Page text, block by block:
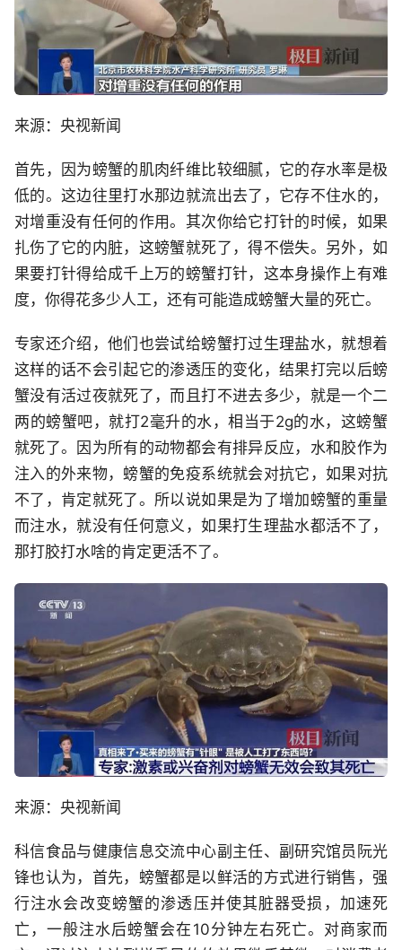
来源：央视新闻
首先，因为螃蟹的肌肉纤维比较细腻，它的存水率是极
低的。这边往里打水那边就流出去了，它存不住水的，
对增重没有任何的作用。其次你给它打针的时候，如果
扎伤了它的内脏，这螃蟹就死了，得不偿失。另外，如
果要打针得给成千上万的螃蟹打针，这本身操作上有难
度，你得花多少人工，还有可能造成螃蟹大量的死亡。
专家还介绍，他们也尝试给螃蟹打过生理盐水，就想着
这样的话不会引起它的渗透压的变化，结果打完以后螃
蟹没有活过夜就死了，而且打不进去多少，就是一个二
两的螃蟹吧，就打2毫升的水，相当于2g的水，这螃蟹
就死了。因为所有的动物都会有排异反应，水和胶作为
注入的外来物，螃蟹的免疫系统就会对抗它，如果对抗
不了，肯定就死了。所以说如果是为了增加螃蟹的重量
而注水，就没有任何意义，如果打生理盐水都活不了，
那打胶打水啥的肯定更活不了。
来源：央视新闻
科信食品与健康信息交流中心副主任、副研究馆员阮光
锋也认为，首先，螃蟹都是以鲜活的方式进行销售，强
行注水会改变螃蟹的渗透压并使其脏器受损，加速死
亡，一般注水后螃蟹会在10分钟左右死亡。对商家而